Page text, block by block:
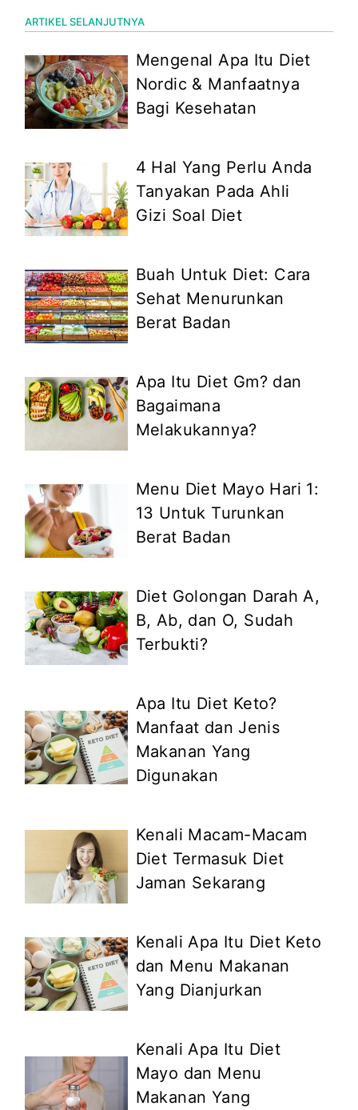
ARTIKEL SELANJUTNYA
Mengenal Apa Itu Diet
Nordic & Manfaatnya
Bagi Kesehatan
4 Hal Yang Perlu Anda
Tanyakan Pada Ahli
Gizi Soal Diet
Buah Untuk Diet: Cara
Sehat Menurunkan
Berat Badan
Apa Itu Diet Gm? dan
Bagaimana
Melakukannya?
Menu Diet Mayo Hari 1:
13 Untuk Turunkan
Berat Badan
Diet Golongan Darah A,
B, Ab, dan O, Sudah
Terbukti?
Apa Itu Diet Keto?
Manfaat dan Jenis
Makanan Yang
Digunakan
Kenali Macam-Macam
Diet Termasuk Diet
Jaman Sekarang
Kenali Apa Itu Diet Keto
dan Menu Makanan
Yang Dianjurkan
Kenali Apa Itu Diet
Mayo dan Menu
Makanan Yang